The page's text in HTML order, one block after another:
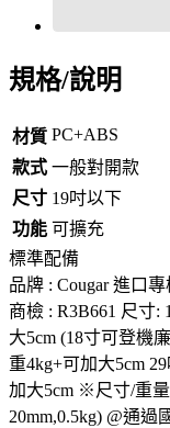
規格/說明
材質 PC+ABS
款式 一般對開款
尺寸 19吋以下
功能 可擴充
標準配備
品牌 : Cougar 進口
商檢 : R3B661 尺寸:
大5cm (18寸可登機
重4kg+可加大5cm
加大5cm ※尺寸/重
20mm,0.5kg) @通